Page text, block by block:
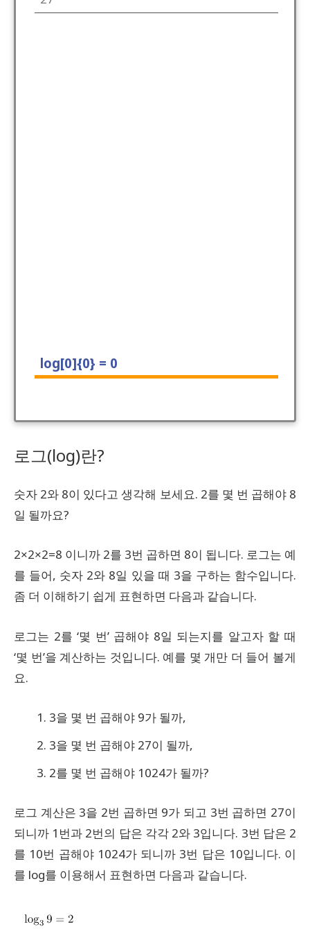
로그(log)란?
숫자 2와 8이 있다고 생각해 보세요. 2를 몇 번 곱해야 8
일 될까요?
2×2×2=8 이니까 2를 3번 곱하면 8이 됩니다. 로그는 예
를 들어, 숫자 2와 8일 있을 때 3을 구하는 함수입니다.
좀 더 이해하기 쉽게 표현하면 다음과 같습니다.
로그는 2를 ‘몇 번’ 곱해야 8일 되는지를 알고자 할 때
‘몇 번’을 계산하는 것입니다. 예를 몇 개만 더 들어 볼게
요.
3을 몇 번 곱해야 9가 될까,
3을 몇 번 곱해야 27이 될까,
2를 몇 번 곱해야 1024가 될까?
로그 계산은 3을 2번 곱하면 9가 되고 3번 곱하면 27이
되니까 1번과 2번의 답은 각각 2와 3입니다. 3번 답은 2
를 10번 곱해야 1024가 되니까 3번 답은 10입니다. 이
를 log를 이용해서 표현하면 다음과 같습니다.